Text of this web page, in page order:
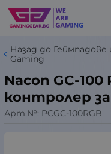
Назад до
Gaming
Nacon GC-100
контролер за
Арт.№: PCGC-100RGB